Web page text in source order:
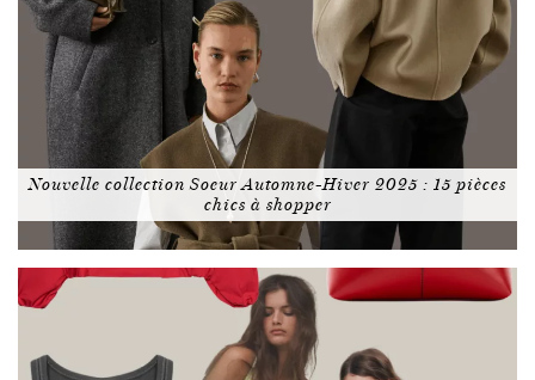
Nouvelle collection Soeur Automne-Hiver 2025 : 15 pièces
chics à shopper